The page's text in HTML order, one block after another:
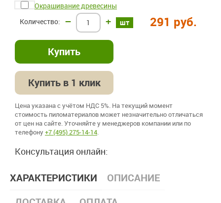
Окрашивание древесины
шт
– + 291 руб.
Купить в 1 клик
Цена указана с учётом НДС 5%. На текущий момент
стоимость пиломатериалов может незначительно отличаться
от цен на сайте. Уточняйте у менеджеров компании или по
телефону+7 (495) 275-14-14
Консультация онлайн:
ХАРАКТЕРИСТИКИ
ОПИСАНИЕ